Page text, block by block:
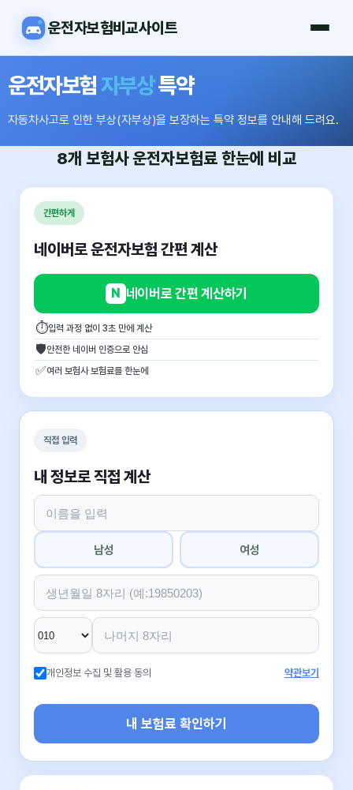
운전자보험비교사이트
운전자보험자부상특약
자동차사고로 인한 부상(자부상)을 보장하는 특약 정보를 안내해 드려요.
8개 보험사운전자보험료 한눈에 비교
간편하게
네이버로 운전자보험 간편 계산
N 네이버로 간편 계산하기
⏱입력 과정 없이 3초 만에 계산
🛡안전한 네이버 인증으로 안심
✅여러 보험사 보험료를 한눈에
직접 입력
내 정보로 직접 계산
남성 여성
개인정보 수집 및 활용 동의 약관보기
내 보험료 확인하기